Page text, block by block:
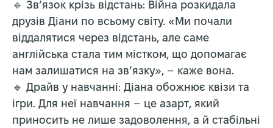
🔹 Зв’язок крізь відстань: Війна розкидала
друзів Діани по всьому світу. «Ми почали
віддалятися через відстань, але саме
англійська стала тим містком, що допомагає
нам залишатися на зв’язку», – каже вона.
🔹 Драйв у навчанні: Діана обожнює квізи та
ігри. Для неї навчання – це азарт, який
приносить не лише задоволення, а й стабільні